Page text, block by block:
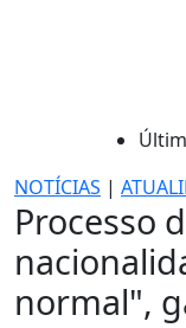
NOTÍCIAS |
Processo
normal",